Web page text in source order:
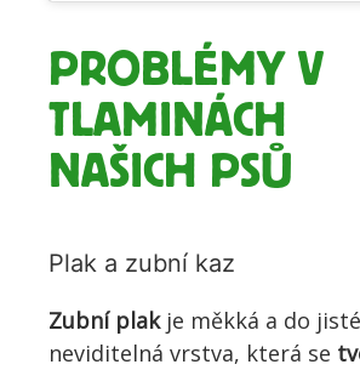
PROBLÉMY V
TLAMINÁCH
NAŠICH PSŮ
Plak a zubní kaz
Zubní plakje měkká a do
neviditelná vrstva, která se